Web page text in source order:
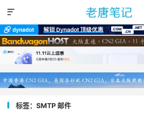

标签：SMTP 邮件